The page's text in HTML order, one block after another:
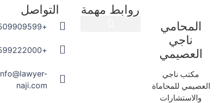
المحامي
ناجي
العصيمي
مكتب ناجي
للمحاماة
والاستشارات
روابط مهمة التواصل
info@lawyer-
naji.com